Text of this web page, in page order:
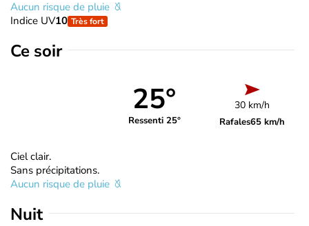
Aucun risque de pluie
Indice UV10 Très fort
Ce soir
25°
Ressenti 25°
30 km/h
Rafales65 km/h
Ciel clair.
Sans précipitations.
Aucun risque de pluie
Nuit